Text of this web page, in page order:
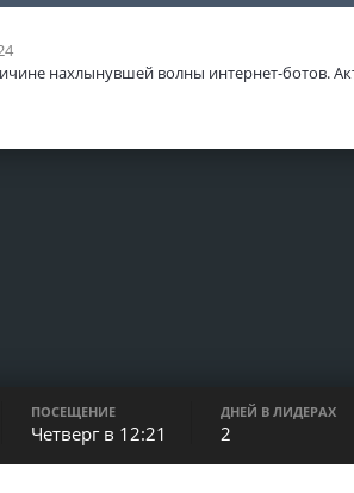
нахлынувшей волны интернет-ботов.
ПОСЕЩЕНИЕ
Четверг в 12:21
ДНЕЙ В ЛИДЕРАХ
2